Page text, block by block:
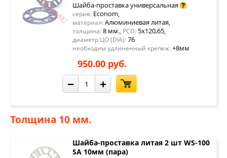
Шайба-проставка универсальная
серия: Econom,
материал: Алюминиевая литая,
толщина: 8 мм., PCD: 5x120,65,
диаметр ЦО (DIA): 76
необходим удлиненный крепеж: +8мм
950.00 руб.
− +
Толщина 10 мм.
Шайба-проставка литая 2 шт WS-100
SA 10мм (пара)